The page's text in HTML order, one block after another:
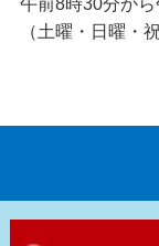
午前8時30分か
（土曜・日曜・